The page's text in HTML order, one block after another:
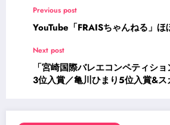
Previous post
YouTube「FRAISちゃんねる」ほ
Next post
「宮崎国際バレエコンペティシ
3位入賞／亀川ひまり5位入賞&ス